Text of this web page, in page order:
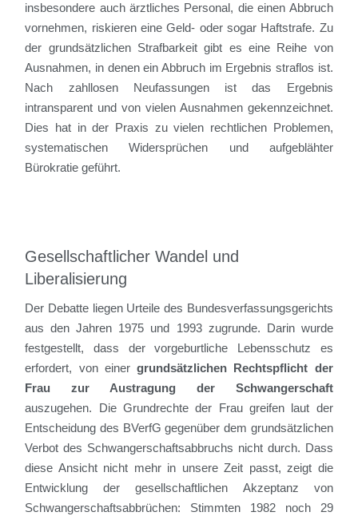
insbesondere auch ärztliches Personal, die einen Abbruch
vornehmen, riskieren eine Geld- oder sogar Haftstrafe. Zu
der grundsätzlichen Strafbarkeit gibt es eine Reihe von
Ausnahmen, in denen ein Abbruch im Ergebnis straflos ist.
Nach zahllosen Neufassungen ist das Ergebnis
intransparent und von vielen Ausnahmen gekennzeichnet.
Dies hat in der Praxis zu vielen rechtlichen Problemen,
systematischen Widersprüchen und aufgeblähter
Bürokratie geführt.
Gesellschaftlicher Wandel und
Liberalisierung
Der Debatte liegen Urteile des Bundesverfassungsgerichts
aus den Jahren 1975 und 1993 zugrunde. Darin wurde
festgestellt, dass der vorgeburtliche Lebensschutz es
erfordert, von einergrundsätzlichen Rechtspflicht der
Frau zur Austragung der Schwangerschaft
auszugehen. Die Grundrechte der Frau greifen laut der
Entscheidung des BVerfG gegenüber dem grundsätzlichen
Verbot des Schwangerschaftsabbruchs nicht durch. Dass
diese Ansicht nicht mehr in unsere Zeit passt, zeigt die
Entwicklung der gesellschaftlichen Akzeptanz von
Schwangerschaftsabbrüchen: Stimmten 1982 noch 29